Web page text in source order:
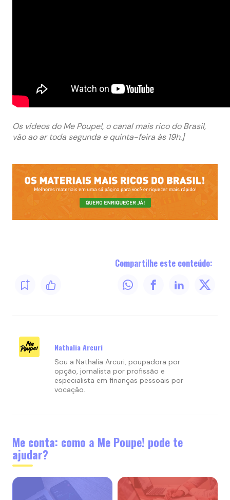
Os vídeos do Me Poupe!, o canal mais rico do Brasil,
vão ao ar toda segunda e quinta-feira às 19h.]
Compartilhe este conteúdo:
Nathalia Arcuri
Sou a Nathalia Arcuri, poupadora por
opção, jornalista por profissão e
especialista em finanças pessoais por
vocação.
Me conta: como a Me Poupe! pode te
ajudar?